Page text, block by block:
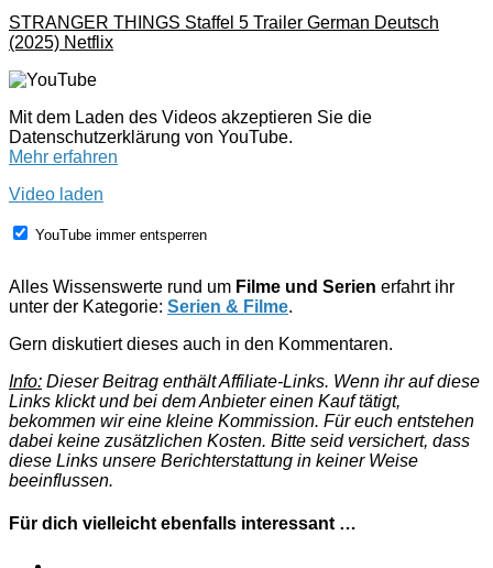
STRANGER THINGS Staffel 5 Trailer German Deutsch
(2025) Netflix
Mit dem Laden des Videos akzeptieren Sie die
Datenschutzerklärung von YouTube.
Mehr erfahren
Video laden
YouTube immer entsperren
Alles Wissenswerte rund um Filme und Serien erfahrt ihr
unter der Kategorie: Serien & Filme.
Gern diskutiert dieses auch in den Kommentaren.
Info: Dieser Beitrag enthält Affiliate-Links. Wenn ihr auf diese
Links klickt und bei dem Anbieter einen Kauf tätigt,
bekommen wir eine kleine Kommission. Für euch entstehen
dabei keine zusätzlichen Kosten. Bitte seid versichert, dass
diese Links unsere Berichterstattung in keiner Weise
beeinflussen.
Für dich vielleicht ebenfalls interessant …